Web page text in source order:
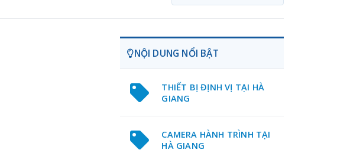
NỘI DUNG NỔI BẬT
THIẾT BỊ ĐỊNH VỊ TẠI HÀ
GIANG
CAMERA HÀNH TRÌNH TẠI
HÀ GIANG